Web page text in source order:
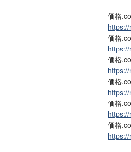
価格
価格
価格
価格
価格
価格